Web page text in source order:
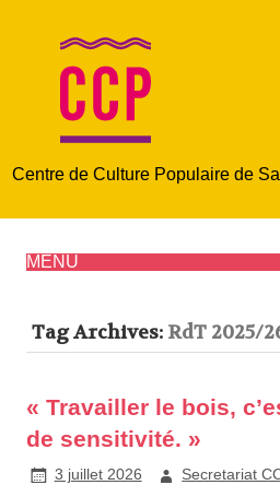
Centre de Culture Populaire de
MENU
Tag Archives: RdT 2025/
« Travailler le bois,
de sensitivité. »
3 juillet 2026 Secretariat